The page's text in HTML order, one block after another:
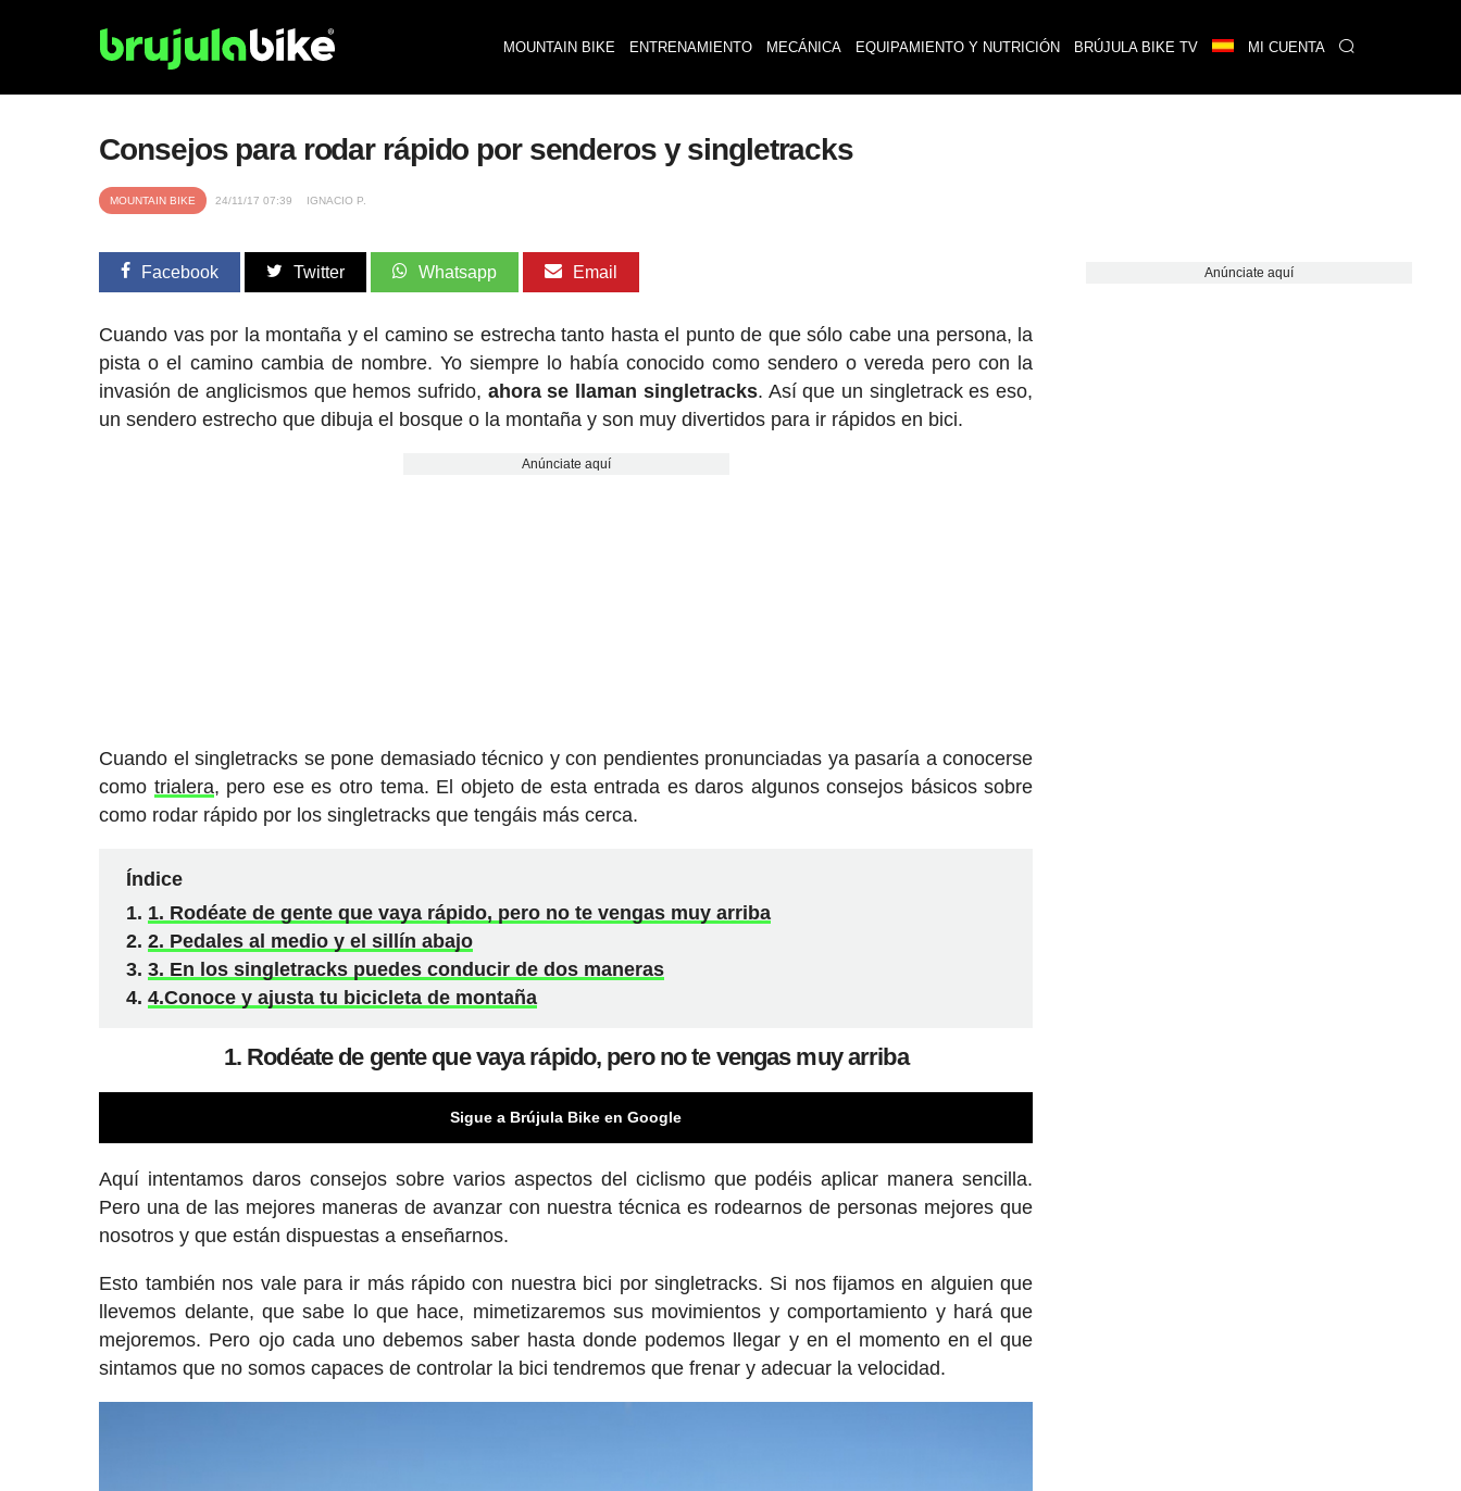
MOUNTAIN BIKE ENTRENAMIENTO MECÁNICA EQUIPAMIENTO Y NUTRICIÓN BRÚJULA BIKE TV MI CUENTA
Consejos para rodar rápido por senderos y singletracks
MOUNTAIN BIKE 24/11/17 07:39 IGNACIO P.
Facebook Twitter Whatsapp Email
Cuando vas por la montaña y el camino se estrecha tanto hasta el punto de que sólo cabe una persona, la
pista o el camino cambia de nombre. Yo siempre lo había conocido como sendero o vereda pero con la
invasión de anglicismos que hemos sufrido, ahora se llaman singletracks. Así que un singletrack es eso,
un sendero estrecho que dibuja el bosque o la montaña y son muy divertidos para ir rápidos en bici.
Anúnciate aquí
Cuando el singletracks se pone demasiado técnico y con pendientes pronunciadas ya pasaría a conocerse
como trialera, pero ese es otro tema. El objeto de esta entrada es daros algunos consejos básicos sobre
como rodar rápido por los singletracks que tengáis más cerca.
Índice
1. Rodéate de gente que vaya rápido, pero no te vengas muy arriba
2. Pedales al medio y el sillín abajo
3. En los singletracks puedes conducir de dos maneras
4.Conoce y ajusta tu bicicleta de montaña
1. Rodéate de gente que vaya rápido, pero no te vengas muy arriba
Sigue a Brújula Bike en Google
Aquí intentamos daros consejos sobre varios aspectos del ciclismo que podéis aplicar manera sencilla.
Pero una de las mejores maneras de avanzar con nuestra técnica es rodearnos de personas mejores que
nosotros y que están dispuestas a enseñarnos.
Esto también nos vale para ir más rápido con nuestra bici por singletracks. Si nos fijamos en alguien que
llevemos delante, que sabe lo que hace, mimetizaremos sus movimientos y comportamiento y hará que
mejoremos. Pero ojo cada uno debemos saber hasta donde podemos llegar y en el momento en el que
sintamos que no somos capaces de controlar la bici tendremos que frenar y adecuar la velocidad.
Anúnciate aquí